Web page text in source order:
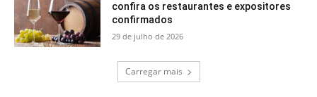
confira os restaurantes e expositores
confirmados
29 de julho de 2026
Carregar mais